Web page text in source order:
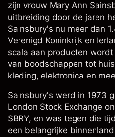
zijn vrouw Mary Ann
uitbreiding door de jaren
Sainsbury's nu meer dan
Verenigd Koninkrijk en
scala aan producten
van boodschappen tot
kleding, elektronica en
Sainsbury's werd in 1973
London Stock Exchange
SBRY, en was tegen die
een belangrijke